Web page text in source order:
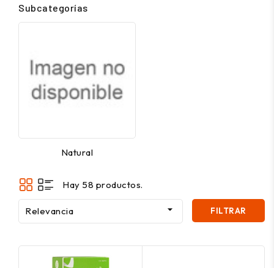
Subcategorías
Natural
Hay 58 productos.
Relevancia  FILTRAR